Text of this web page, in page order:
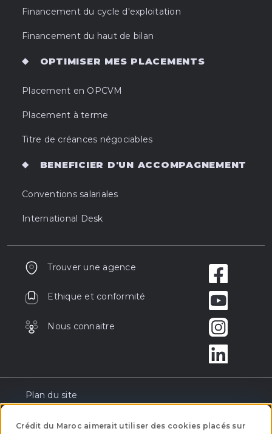
Financement du cycle d'exploitation
Financement du haut de bilan
OPTIMISER MES PLACEMENTS
Placement en OPCVM
Placement à terme
Titre de créances négociables
BENEFICIER D'UN ACCOMPAGNEMENT
Conventions salariales
International Desk
Trouver une agence
Ethique et conformité
Nous connaitre
Plan du site
Réclamation
Crédit du Maroc aimerait utiliser des cookies placés sur